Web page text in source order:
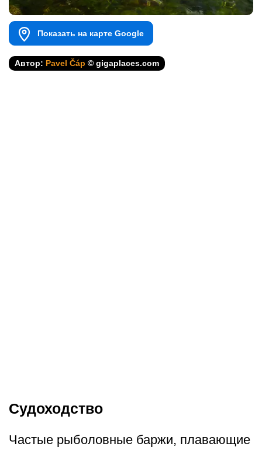
Показать на карте Google
Автор: Pavel Čáp © gigaplaces.com
Судоходство
Частые рыболовные баржи, плавающие